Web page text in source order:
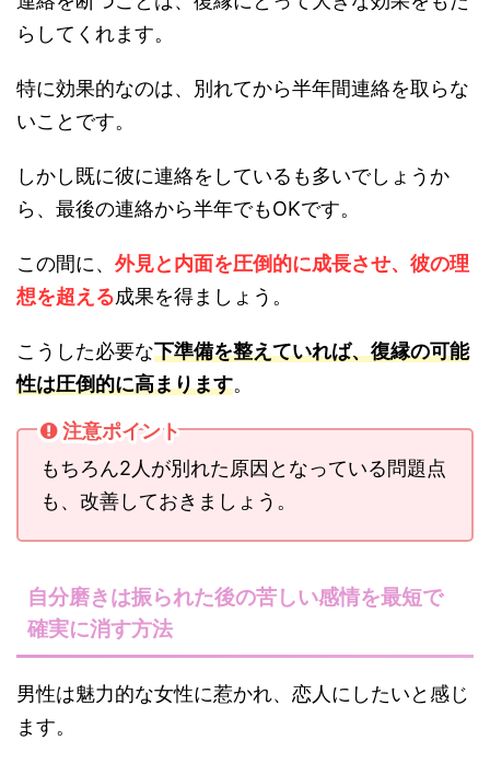
らしてくれます。
特に効果的なのは、別れてから半年間連絡を取らな
いことです。
しかし既に彼に連絡をしているも多いでしょうか
ら、最後の連絡から半年でもOKです。
この間に、 外見と内面を圧倒的に成長させ、彼の理
想を超える成果を得ましょう。
こうした必要な下準備を整えていれば、復縁の可能
性は圧倒的に高まります。
注意ポイント
もちろん2人が別れた原因となっている問題点
も、改善しておきましょう。
自分磨きは振られた後の苦しい感情を最短で
確実に消す方法
男性は魅力的な女性に惹かれ、恋人にしたいと感じ
ます。